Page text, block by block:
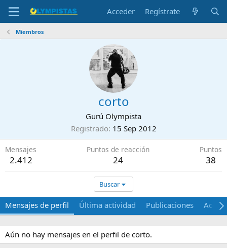
Acceder Regístrate
Miembros
corto
Gurú Olympista
Registrado 15 Sep 2012
Mensajes
2.412
Puntos de reacción
24
Puntos
38
Buscar
Mensajes de perfil Última actividad Publicaciones Acerca
Aún no hay mensajes en el perfil de corto.